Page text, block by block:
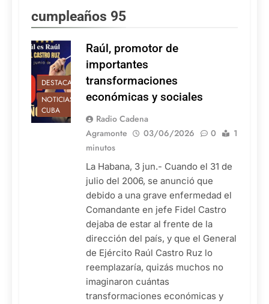
cumpleaños 95
DESTACADAS
NOTICIAS DE
CUBA
Raúl, promotor de
importantes
transformaciones
económicas y sociales
Radio Cadena
Agramonte
03/06/2026 0
1
minutos
La Habana, 3 jun.- Cuando el 31 de
julio del 2006, se anunció que
debido a una grave enfermedad el
Comandante en jefe Fidel Castro
dejaba de estar al frente de la
dirección del país, y que el General
de Ejército Raúl Castro Ruz lo
reemplazaría, quizás muchos no
imaginaron cuántas
transformaciones económicas y